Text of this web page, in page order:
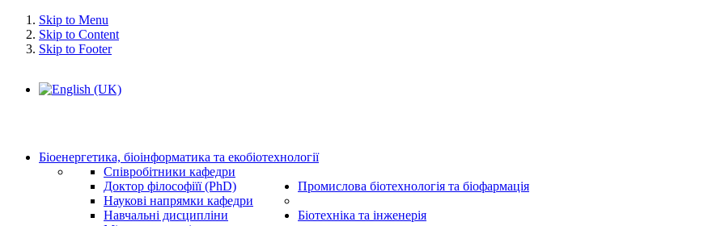
Skip to Menu
Skip to Content
Skip to Footer
Біоенергетика, біоінформатика та екобіотехнології
Співробітники кафедри
Доктор філософіїї (PhD)
Наукові напрямки кафедри
Навчальні дисципліни
Промислова біотехнологія та біофармація
Біотехніка та інженерія